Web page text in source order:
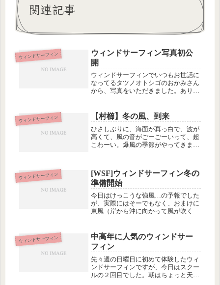
関連記事
ウィンドサーフィン
ウィンドサーフィン写真初公
開
ウィンドサーフィンでいつもお世話に
なってるタツノオトシゴのおかみさん
から、写真をいただきました。ありが
せんねー。セイルは友達の6.3です(^^;
引き返す目印にしている白い杭...
ウィンドサーフィン 【村櫛】冬の風、到来
ひさしぶりに、海面が真っ白で、波が
高くて、風の音がごーごーいって、超
こわーい。爆風の季節がやってきまし
強いので、4.0でもちょっとセイルを
持ち上げるだけで「ひゅんっ！」っ
て...
ウィンドサーフィン
[WSF]ウィンドサーフィン冬の
準備開始
今日はけっこうな強風…の予報でした
が、実際にはそーでもなく、おまけに
東風（岸から沖に向かって風が吹くの
ウィンドサーフィンは、風上に向かっ
て進めません。びびりの私は岸にはり
つ...
ウィンドサーフィン
中高年に人気のウィンドサー
フィン
先々週の日曜日に初めて体験したウィ
ンドサーフィンですが、今日はスクー
ルの２回目でした。朝はちょっと天気